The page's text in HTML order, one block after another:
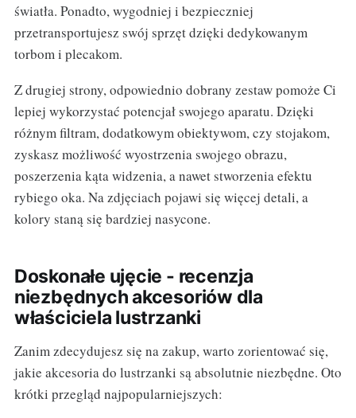
światła. Ponadto, wygodniej i bezpieczniej
przetransportujesz swój sprzęt dzięki dedykowanym
torbom i plecakom.
Z drugiej strony, odpowiednio dobrany zestaw pomoże Ci
lepiej wykorzystać potencjał swojego aparatu. Dzięki
różnym filtram, dodatkowym obiektywom, czy stojakom,
zyskasz możliwość wyostrzenia swojego obrazu,
poszerzenia kąta widzenia, a nawet stworzenia efektu
rybiego oka. Na zdjęciach pojawi się więcej detali, a
kolory staną się bardziej nasycone.
Doskonałe ujęcie - recenzja
niezbędnych akcesoriów dla
właściciela lustrzanki
Zanim zdecydujesz się na zakup, warto zorientować się,
jakie akcesoria do lustrzanki są absolutnie niezbędne. Oto
krótki przegląd najpopularniejszych: